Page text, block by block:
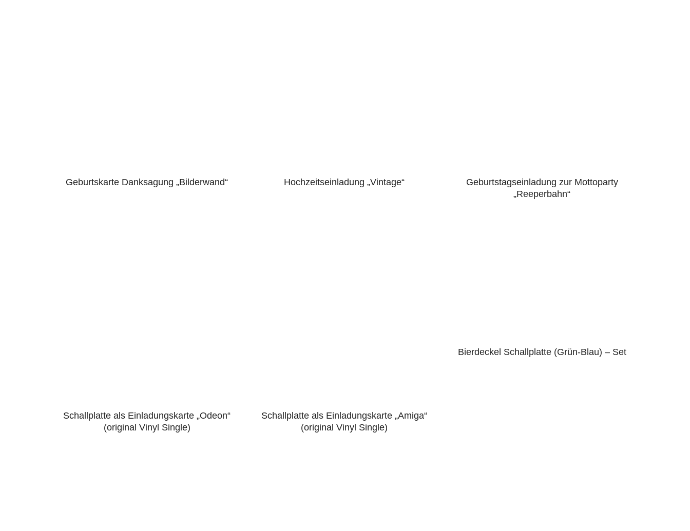
Geburtskarte Danksagung „Bilderwand“ Hochzeitseinladung „Vintage“ 5.00
Geburtstagseinladung zur Mottoparty
„Reeperbahn“
5.00
Schallplatte als Einladungskarte „Odeon“
(original Vinyl Single)
4.86
Schallplatte als Einladungskarte „Amiga“
(original Vinyl Single)
5.00
Bierdeckel Schallplatte (Grün-Blau) – Set